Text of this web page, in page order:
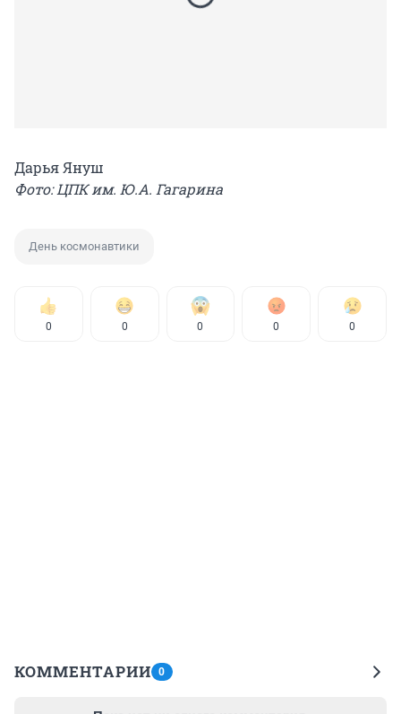
Дарья Януш
Фото: ЦПК им. Ю.А. Гагарина
День космонавтики
0 0 0 0 0
КОММЕНТАРИИ 0